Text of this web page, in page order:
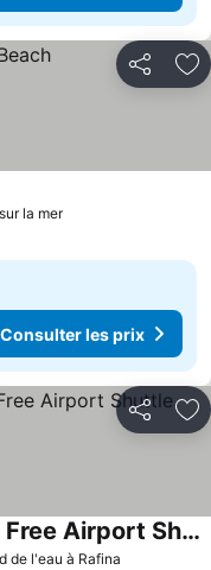
Partager
la mer
Consulter les prix
Partager
de l'eau à Rafina
Hotel Avra by Smile hotels - Free Airport Shuttle